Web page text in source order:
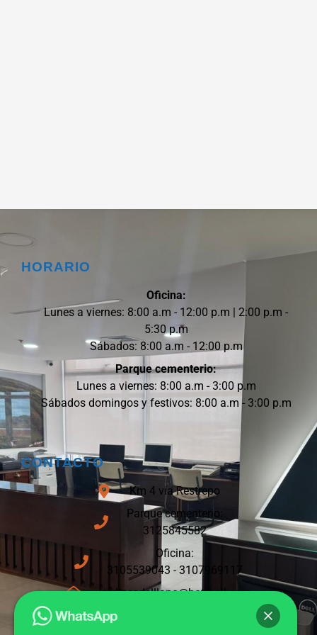
CONTACTO
Km 4 vía Restrepo
Parque cementerio:
3125845582
Oficina:
3105539043 - 3107969117
jardinesdelllano@hotmail.com
HORARIO
Oficina:
Lunes a viernes: 8:00 a.m - 12:00 p.m | 2:00 p.m -
5:30 p.m
Sábados: 8:00 a.m - 12:00 p.m
Parque cementerio:
Lunes a viernes: 8:00 a.m - 3:00 p.m
Sábados domingos y festivos: 8:00 a.m - 3:00 p.m